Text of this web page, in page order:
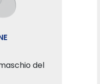
del